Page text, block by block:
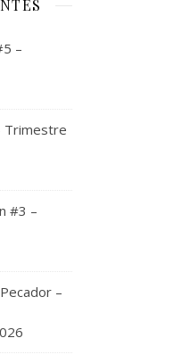
–
Trimestre
#3 –
–